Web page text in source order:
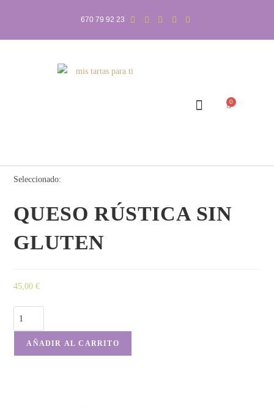
670 79 92 23
0
Seleccionado:
QUESO RÚSTICA SIN
GLUTEN
45,00€
AÑADIR AL CARRITO